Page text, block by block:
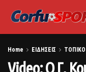
Home ΕΙΔΗΣΕΙΣ
Video: Ο Γ.